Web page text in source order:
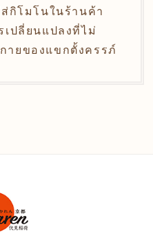
กิโมโนในร้านค้า
เปลี่ยนแปลงที่ไม่
ายของแขกตั้งครรภ์